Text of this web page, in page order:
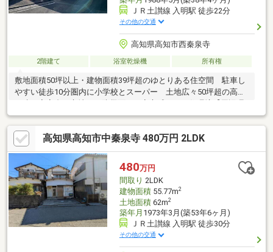
ＪＲ土讃線 入明駅 徒歩22分
その他の交通
高知県高知市西秦泉寺
2階建て 浴室乾燥機 所有権
敷地面積50坪以上・建物面積39坪超のゆとりある住空間 駐車し
やすい徒歩10分圏内に小学校とスーパー 土地広々50坪超の高台
に建つ家高台に立地し、防災面でも安心感のある住環境【周辺環
境】・毎日の買い物に便利なスーパーまで徒歩10分以内・子ども
の通学も安心な小学校まで徒歩10分以内・市街地が近く生活利便
施設が充実しながらも周辺交通量は少なめ
高知県高知市中秦泉寺 480万円 2LDK
480万円
間取り 2LDK
建物面積55.77m2
土地面積62m2
築年月 1973年3月(築53年6ヶ月)
ＪＲ土讃線 入明駅 徒歩30分
その他の交通